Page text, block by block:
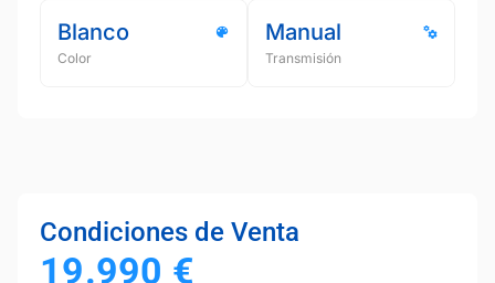
Blanco
Color
Manual
Transmisión
Condiciones de Venta
19.990 €